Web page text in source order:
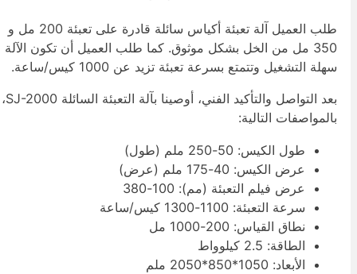
طلب العميل آلة تعبئة أكياس سائلة قادرة على تعبئة 200 مل و
350 مل من الخل بشكل موثوق. كما طلب العميل أن تكون الآلة
سهلة التشغيل وتتمتع بسرعة تعبئة تزيد عن 1000 كيس/ساعة.
بعد التواصل والتأكيد الفني، أوصينا بآلة التعبئة السائلة SJ-2000،
بالمواصفات التالية:
طول الكيس: 50-250 ملم (طول)
عرض الكيس: 40-175 ملم (عرض)
عرض فيلم التعبئة (مم): 100-380
سرعة التعبئة: 1100-1300 كيس/ساعة
نطاق القياس: 200-1000 مل
الطاقة: 2.5 كيلوواط
الأبعاد: 1050*850*2050 ملم